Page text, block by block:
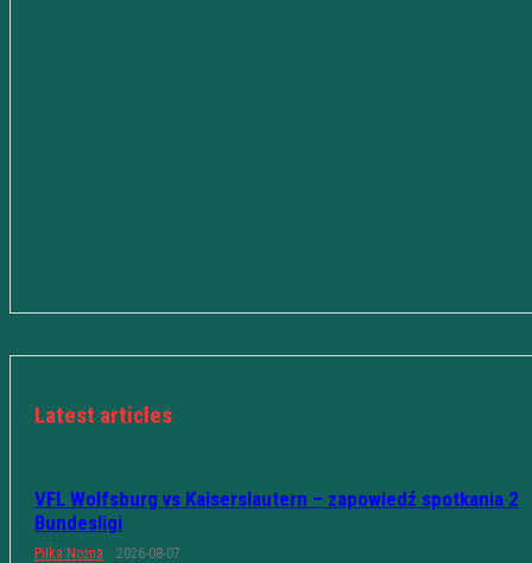
Latest articles
VFL Wolfsburg vs Kaiserslautern – zapowiedź spotkania 2
Bundesligi
Piłka Nożna 2026-08-07